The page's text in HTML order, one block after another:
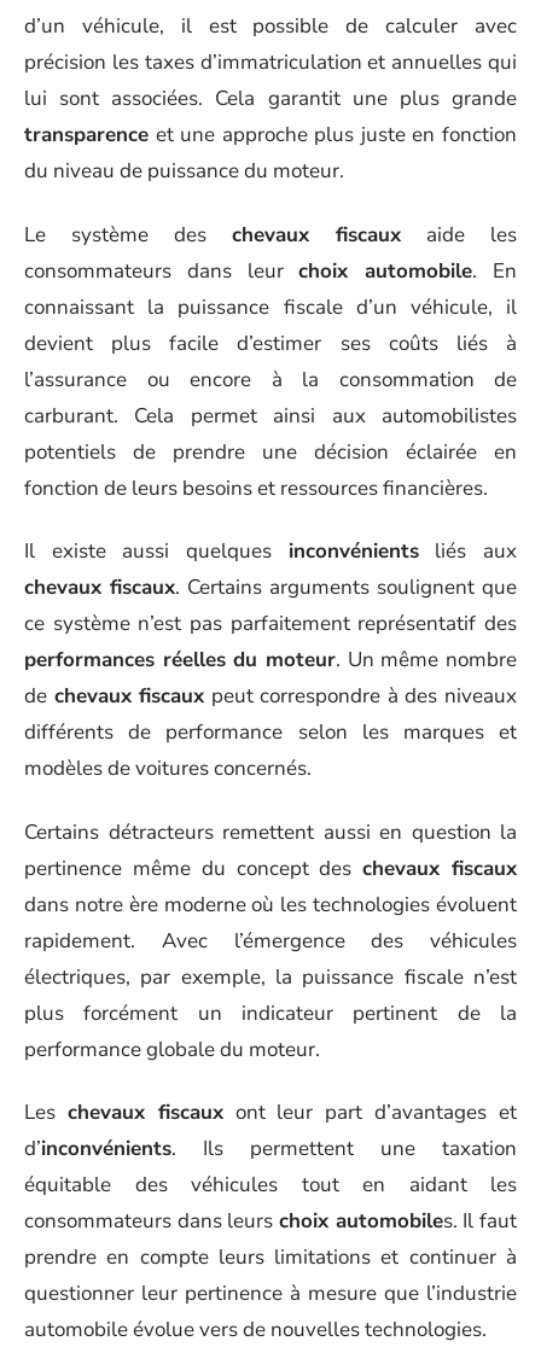
d’un véhicule, il est possible de calculer avec
précision les taxes d’immatriculation et annuelles qui
lui sont associées. Cela garantit une plus grande
transparence et une approche plus juste en fonction
du niveau de puissance du moteur.
Le système des chevaux fiscaux aide les
consommateurs dans leurchoix automobile. En
connaissant la puissance fiscale d’un véhicule, il
devient plus facile d’estimer ses coûts liés à
l’assurance ou encore à la consommation de
carburant. Cela permet ainsi aux automobilistes
potentiels de prendre une décision éclairée en
fonction de leurs besoins et ressources financières.
Il existe aussi quelques inconvénientsliés aux
chevaux fiscaux. Certains arguments soulignent que
ce système n’est pas parfaitement représentatif des
performances réelles du moteur. Un même nombre
de chevaux fiscaux peut correspondre à des niveaux
différents de performance selon les marques et
modèles de voitures concernés.
Certains détracteurs remettent aussi en question la
pertinence même du concept deschevaux fiscaux
dans notre ère moderne où les technologies évoluent
rapidement. Avec l’émergence des véhicules
électriques, par exemple, la puissance fiscale n’est
plus forcément un indicateur pertinent de la
performance globale du moteur.
Les chevaux fiscauxont leur part d’avantages et
d’inconvénients. Ils permettent une taxation
équitable des véhicules tout en aidant les
consommateurs dans leurs choix automobiles. Il faut
prendre en compte leurs limitations et continuer à
questionner leur pertinence à mesure que l’industrie
automobile évolue vers de nouvelles technologies.